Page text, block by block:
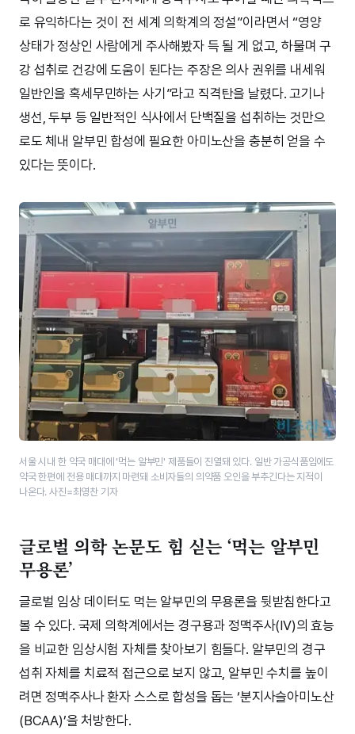
로 유익하다는 것이 전 세계 의학계의 정설”이라면서 “영양
상태가 정상인 사람에게 주사해봤자 득 될 게 없고, 하물며 구
강 섭취로 건강에 도움이 된다는 주장은 의사 권위를 내세워
일반인을 혹세무민하는 사기”라고 직격탄을 날렸다. 고기나
생선, 두부 등 일반적인 식사에서 단백질을 섭취하는 것만으
로도 체내 알부민 합성에 필요한 아미노산을 충분히 얻을 수
있다는 뜻이다.
서울 시내 한 약국 매대에 '먹는 알부민' 제품들이 진열돼 있다. 일반 가공식품임에도
약국 한편에 전용 매대까지 마련돼 소비자들의 의약품 오인을 부추긴다는 지적이
나온다. 사진=최영찬 기자
글로벌 의학 논문도 힘 싣는 ‘먹는 알부민
무용론’
글로벌 임상 데이터도 먹는 알부민의 무용론을 뒷받침한다고
볼 수 있다. 국제 의학계에서는 경구용과 정맥주사(IV)의 효능
을 비교한 임상시험 자체를 찾아보기 힘들다. 알부민의 경구
섭취 자체를 치료적 접근으로 보지 않고, 알부민 수치를 높이
려면 정맥주사나 환자 스스로 합성을 돕는 ‘분지사슬아미노산
(BCAA)’을 처방한다.